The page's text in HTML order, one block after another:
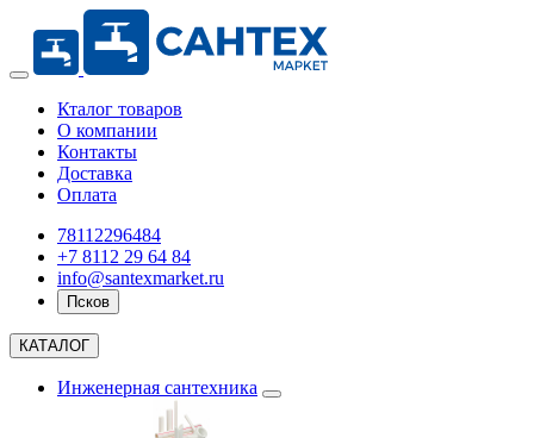
Кталог товаров
О компании
Контакты
Доставка
Оплата
78112296484
+7 8112 29 64 84
info@santexmarket.ru
Псков
КАТАЛОГ
Инженерная сантехника